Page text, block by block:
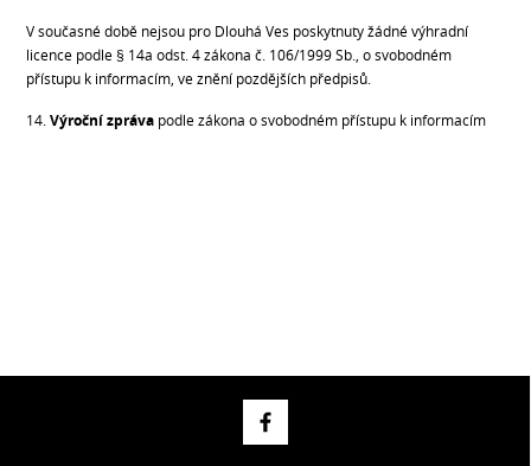
V současné době nejsou pro Dlouhá Ves poskytnuty žádné výhradní
licence podle § 14a odst. 4 zákona č. 106/1999 Sb., o svobodném
přístupu k informacím, ve znění pozdějších předpisů.
14. Výroční zpráva podle zákona o svobodném přístupu k informacím